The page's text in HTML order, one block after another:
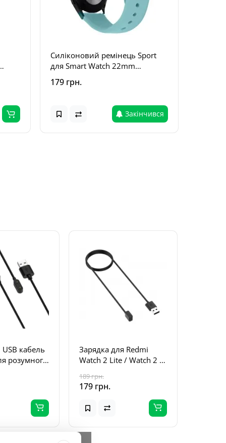
Силіконовий ремінець Sport
для Smart Watch 22mm
Бірюзовий / Turquoise
179 грн.
Закінчився
кабель
розумного
Band
Band 6
Зарядка для Redmi
Watch 2 Lite / Watch 2 /
Redmi Band 7 Pro
189 грн.
179 грн.